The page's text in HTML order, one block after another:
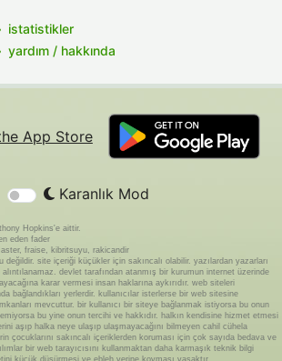
istatistikler
yardım / hakkında
Karanlık Mod
Hopkins'e aittir.
eden fader
fraise, kibritsuyu, rakicandir
değildir. site içeriği küçükler için sakıncalı olabilir. yazılardan yazarları
devlet tarafından atanmış bir kurumun internet üzerinde
karar vermesi insan haklarına aykırıdır. web siteleri
bağlandıkları yerlerdir. kullanıcılar isterlerse bir web sitesine
mevcuttur. bir kullanıcı bir siteye bağlanmak istiyorsa bu onun
bu yine onun tercihi ve hakkıdır. halkın kendisine hizmet etmesi
aşıp halka neye ulaşıp ulaşmayacağını bilmeyen cahil cühela
çocuklarını sakıncalı içeriklerden koruması için çok sayıda bedava ve
bir web tarayıcısını kullanmaktan daha karmaşık teknik bilgi
küçük düşürmesi ve ebleh yerine koyması yasaktır.